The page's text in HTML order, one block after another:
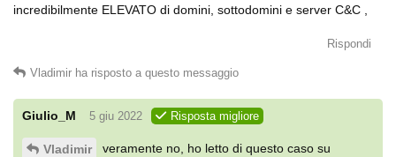
incredibilmente ELEVATO di domini, sottodomini e server C&C ,
Rispondi
Vladimir ha risposto a questo messaggio
Giulio_M 5 giu 2022 Risposta migliore
Vladimir
veramente no, ho letto di questo caso su